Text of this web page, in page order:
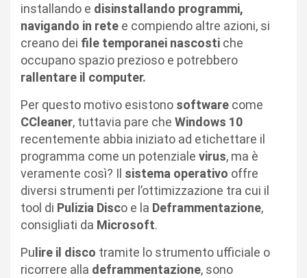
installando e disinstallando programmi,
navigando in rete e compiendo altre azioni, si
creano dei file temporanei nascosti che
occupano spazio prezioso e potrebbero
rallentare il computer.
Per questo motivo esistono software come
CCleaner, tuttavia pare che Windows 10
recentemente abbia iniziato ad etichettare il
programma come un potenziale virus, ma è
veramente così? Il sistema operativo offre
diversi strumenti per l’ottimizzazione tra cui il
tool di Pulizia Disco e la Deframmentazione,
consigliati da Microsoft.
Pulire il disco tramite lo strumento ufficiale o
ricorrere alla deframmentazione, sono